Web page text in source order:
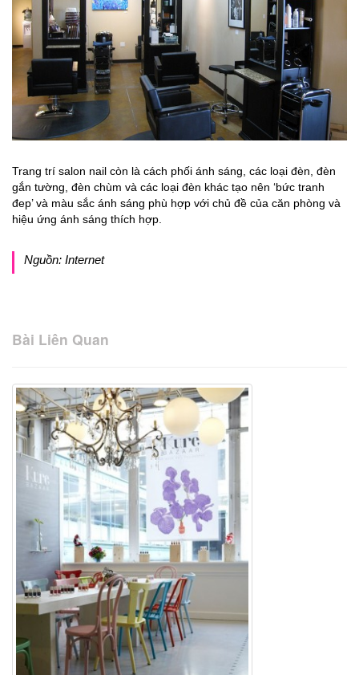
Trang trí salon nail còn là cách phối ánh sáng, các loại đèn, đèn
gắn tường, đèn chùm và các loại đèn khác tạo nên ‘bức tranh
đep’ và màu sắc ánh sáng phù hợp với chủ đề của căn phòng và
hiệu ứng ánh sáng thích hợp.
Nguồn: Internet
Bài Liên Quan